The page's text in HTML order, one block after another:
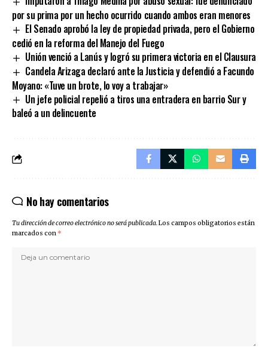
por su prima por un hecho ocurrido cuando ambos eran menores
El Senado aprobó la ley de propiedad privada, pero el Gobierno
cedió en la reforma del Manejo del Fuego
Unión venció a Lanús y logró su primera victoria en el Clausura
Candela Arizaga declaró ante la Justicia y defendió a Facundo
Moyano: «Tuve un brote, lo voy a trabajar»
Un jefe policial repelió a tiros una entradera en barrio Sur y
baleó a un delincuente
No hay comentarios
Tu dirección de correo electrónico no será publicada.Los campos obligatorios están
marcados con *